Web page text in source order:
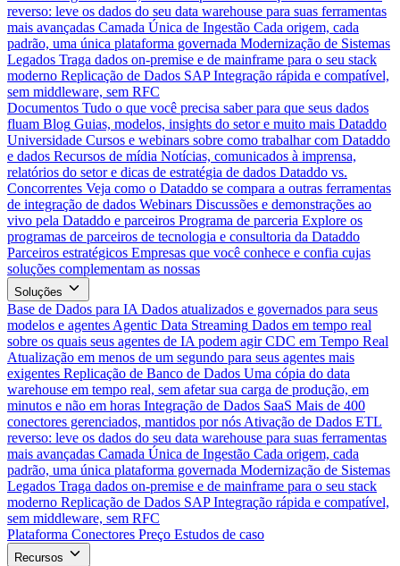
reverso: leve os dados do seu data warehouse para suas ferramentas
mais avançadas Camada Única de Ingestão Cada origem, cada
padrão, uma única plataforma governada Modernização de Sistemas
Legados Traga dados on-premise e de mainframe para o seu stack
moderno Replicação de Dados SAP Integração rápida e compatível,
sem middleware, sem RFC
Documentos Tudo o que você precisa saber para que seus dados
fluam Blog Guias, modelos, insights do setor e muito mais Dataddo
Universidade Cursos e webinars sobre como trabalhar com Dataddo
e dados Recursos de mídia Notícias, comunicados à imprensa,
relatórios do setor e dicas de estratégia de dados Dataddo vs.
Concorrentes Veja como o Dataddo se compara a outras ferramentas
de integração de dados Webinars Discussões e demonstrações ao
vivo pela Dataddo e parceiros Programa de parceria Explore os
programas de parceiros de tecnologia e consultoria da Dataddo
Parceiros estratégicos Empresas que você conhece e confia cujas
soluções complementam as nossas
Soluções
Base de Dados para IA Dados atualizados e governados para seus
modelos e agentes Agentic Data Streaming Dados em tempo real
sobre os quais seus agentes de IA podem agir CDC em Tempo Real
Atualização em menos de um segundo para seus agentes mais
exigentes Replicação de Banco de Dados Uma cópia do data
warehouse em tempo real, sem afetar sua carga de produção, em
minutos e não em horas Integração de Dados SaaS Mais de 400
conectores gerenciados, mantidos por nós Ativação de Dados ETL
reverso: leve os dados do seu data warehouse para suas ferramentas
mais avançadas Camada Única de Ingestão Cada origem, cada
padrão, uma única plataforma governada Modernização de Sistemas
Legados Traga dados on-premise e de mainframe para o seu stack
moderno Replicação de Dados SAP Integração rápida e compatível,
sem middleware, sem RFC
Plataforma Conectores Preço Estudos de caso
Recursos